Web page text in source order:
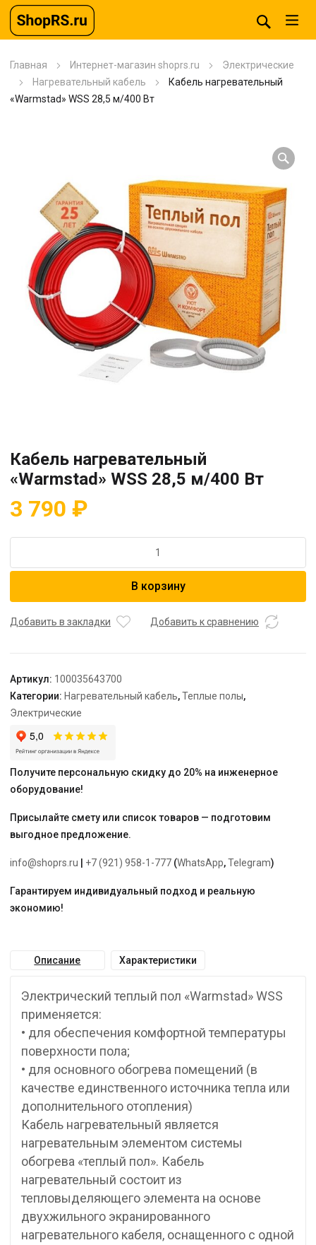
Главная Интернет-магазин shoprs.ru
Электрические
Нагревательный кабель
Кабель нагревательный
«Warmstad» WSS 28,5 м/400 Вт
Кабель нагревательный
«Warmstad» WSS 28,5 м/400 Вт
3 790 ₽
Кабель
WSS
В корзину
Добавить в закладки Добавить к сравнению
Артикул: 100035643700
Категории: Нагревательный кабель,Теплые полы,
Электрические
Получите персональную скидку до 20% на инженерное
оборудование!
Присылайте смету или список товаров — подготовим
выгодное предложение.
info@shoprs.ru +7 (921) 958-1-777 (WhatsApp,Telegram)
Гарантируем индивидуальный подход и реальную
экономию!
Описание Характеристики
Электрический теплый пол «Warmstad» WSS
применяется:
• для обеспечения комфортной температуры
поверхности пола;
• для основного обогрева помещений (в
качестве единственного источника тепла или
дополнительного отопления)
Кабель нагревательный является
нагревательным элементом системы
обогрева «теплый пол». Кабель
нагревательный состоит из
тепловыделяющего элемента на основе
двухжильного экранированного
нагревательного кабеля, оснащенного с одной